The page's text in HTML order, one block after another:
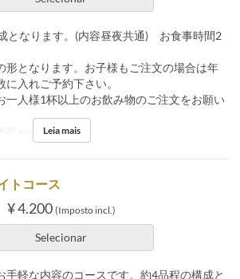
となります。(内容昼夜共通) お食事時間2
形となります。お子様もご注文の場合は年
入れご予約下さい。
一人様1杯以上のお飲み物のご注文をお願い
JantarLeia mais
トコース
¥ 4.200 (Imposto incl.)
Selecionar
手軽な内容のコースです。約4品程の構成と